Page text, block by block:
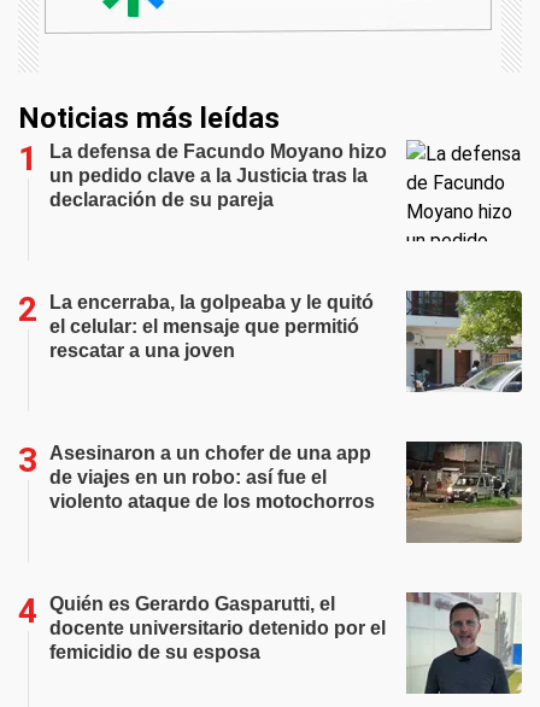
Noticias más leídas
La defensa de Facundo Moyano hizo
un pedido clave a la Justicia tras la
declaración de su pareja
La encerraba, la golpeaba y le quitó
el celular: el mensaje que permitió
rescatar a una joven
Asesinaron a un chofer de una app
de viajes en un robo: así fue el
violento ataque de los motochorros
Quién es Gerardo Gasparutti, el
docente universitario detenido por el
femicidio de su esposa